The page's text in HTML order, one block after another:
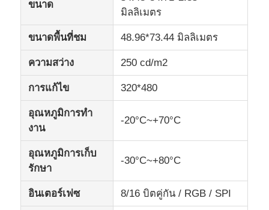
มอนิเตอร์ LCD พกพา
โมดูลแสดงผล oled
จอ LCD ของรถ
หน้าจอ LCD แบบกลม
แผ่นจอสัมผัส LCD
UART จอแอลซีดี
ขนาด
มิลลิเมตร
ขนาดพื้นที่ชม 48.96*73.44 มิลลิเมตร
ความสว่าง 250 cd/m2
การแก้ไข 320*480
อุณหภูมิการทํา
งาน
-20°C~+70°C
อุณหภูมิการเก็บ
รักษา
-30°C~+80°C
อินเตอร์เฟซ 8/16 บิตคู่กัน / RGB / SPI